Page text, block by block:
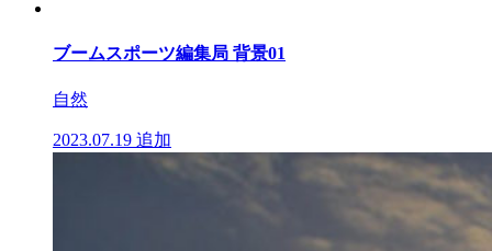
ブームスポーツ編集局 背景01
自然
2023.07.19 追加